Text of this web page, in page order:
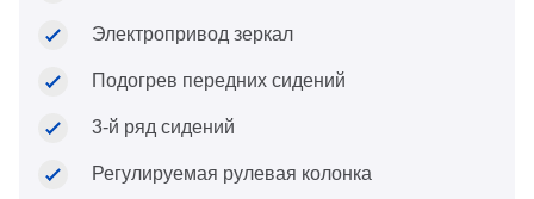
Электропривод зеркал
Подогрев передних сидений
3-й ряд сидений
Регулируемая рулевая колонка